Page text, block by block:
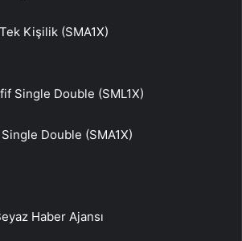
Kişilik (SMA1X)
Single Double (SML1X)
Double (SMA1X)
Haber Ajansı